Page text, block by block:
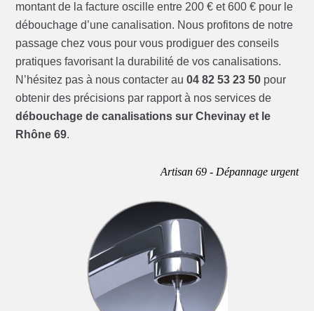
montant de la facture oscille entre 200 € et 600 € pour le
débouchage d’une canalisation. Nous profitons de notre
passage chez vous pour vous prodiguer des conseils
pratiques favorisant la durabilité de vos canalisations.
N’hésitez pas à nous contacter au04 82 53 23 50 pour
obtenir des précisions par rapport à nos services de
débouchage de canalisations sur Chevinay et le
Rhône 69.
Artisan 69 - Dépannage urgent